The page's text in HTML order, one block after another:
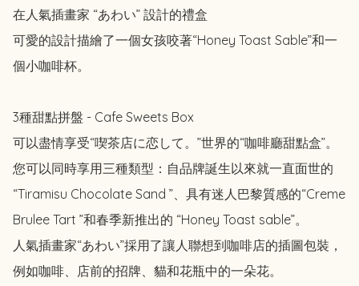
在人氣插畫家 “あわい” 設計的禮盒
可愛的設計描繪了一個女孩咬著“Honey Toast Sable”和一
個小咖啡杯。
3種甜點拼盤 - Cafe Sweets Box
可以盡情享受“喫茶店に恋して。”世界的“咖啡廳甜點盒”。
您可以同時享用三種類型：自品牌誕生以來就一直面世的
“Tiramisu Chocolate Sand ”、具有迷人巴黎質感的“Creme
Brulee Tart ”和春季新推出的 “Honey Toast sable”。
人氣插畫家“あわい”採用了讓人聯想到咖啡店的插圖包裝，
例如咖啡、店前的招牌、貓和花瓶中的一朵花。